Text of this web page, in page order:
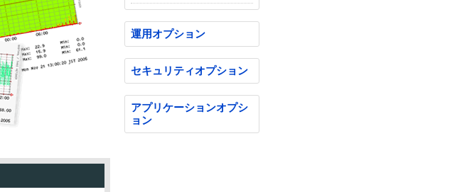
運用オプション
セキュリティオプション
アプリケーションオプシ
ョン